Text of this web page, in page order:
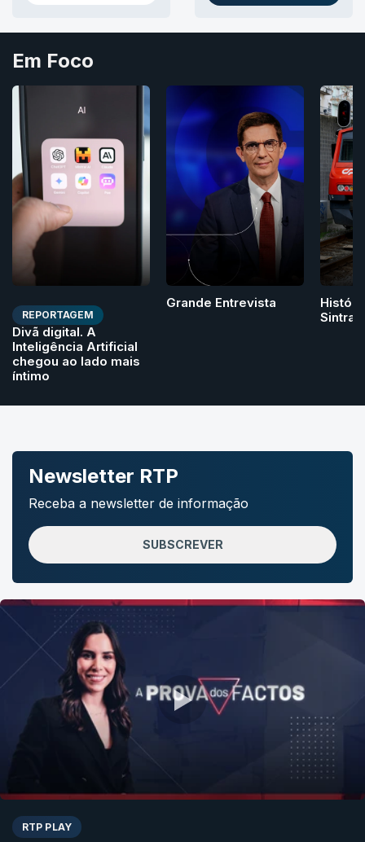
NO THREADS AS NEWSLETTERS RTP
Em Foco
REPORTAGEM
Divã digital. A
Inteligência Artificial
chegou ao lado mais
íntimo
Grande Entrevista
Sintra
Newsletter RTP
Receba a newsletter de informação
SUBSCREVER
RTP PLAY